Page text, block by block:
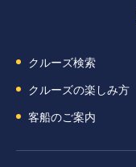
クルーズ検索
クルーズの楽しみ方
客船のご案内